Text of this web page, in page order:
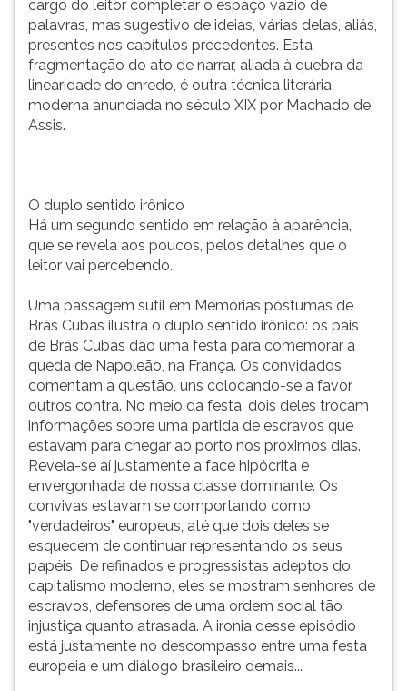
cargo do leitor completar o espaço vazio de
palavras, mas sugestivo de ideias, várias delas, aliás,
presentes nos capítulos precedentes. Esta
fragmentação do ato de narrar, aliada à quebra da
linearidade do enredo, é outra técnica literária
moderna anunciada no século XIX por Machado de
Assis.
O duplo sentido irônico
Há um segundo sentido em relação à aparência,
que se revela aos poucos, pelos detalhes que o
leitor vai percebendo.
Uma passagem sutil em Memórias póstumas de
Brás Cubas ilustra o duplo sentido irônico: os pais
de Brás Cubas dão uma festa para comemorar a
queda de Napoleão, na França. Os convidados
comentam a questão, uns colocando-se a favor,
outros contra. No meio da festa, dois deles trocam
informações sobre uma partida de escravos que
estavam para chegar ao porto nos próximos dias.
Revela-se aí justamente a face hipócrita e
envergonhada de nossa classe dominante. Os
convivas estavam se comportando como
"verdadeiros" europeus, até que dois deles se
esquecem de continuar representando os seus
papéis. De refinados e progressistas adeptos do
capitalismo moderno, eles se mostram senhores de
escravos, defensores de uma ordem social tão
injustiça quanto atrasada. A ironia desse episódio
está justamente no descompasso entre uma festa
europeia e um diálogo brasileiro demais...